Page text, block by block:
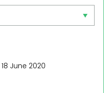
18 June 2020